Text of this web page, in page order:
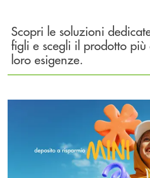
Scopri le soluzioni
figli e scegli il prodotto
loro esigenze.